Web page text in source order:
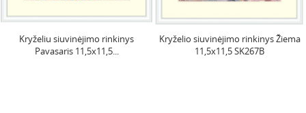
Kryželiu siuvinėjimo rinkinys
Pavasaris 11,5x11,5...
Kryželio siuvinėjimo rinkinys Žiema
11,5x11,5 SK267B